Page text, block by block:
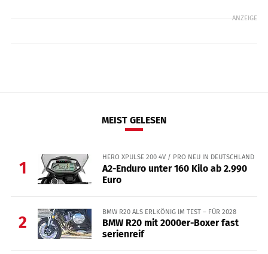
ANZEIGE
MEIST GELESEN
1
HERO XPULSE 200 4V / PRO NEU IN DEUTSCHLAND
A2-Enduro unter 160 Kilo ab 2.990
Euro
2
BMW R20 ALS ERLKÖNIG IM TEST – FÜR 2028
BMW R20 mit 2000er-Boxer fast
serienreif